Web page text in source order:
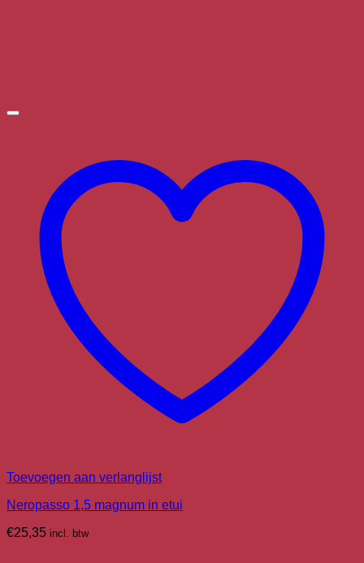
Toevoegen aan verlanglijst
Neropasso 1,5 magnum in etui
€25,35 incl. btw